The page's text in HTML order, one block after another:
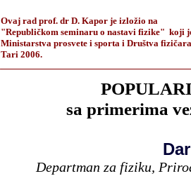
Ovaj rad prof. dr D. Kapor je izložio na
"Republičkom seminaru o nastavi fizike" koji
Ministarstva prosvete i sporta i Društva
Tari 2006.
sa primerima
Departman za fiziku,